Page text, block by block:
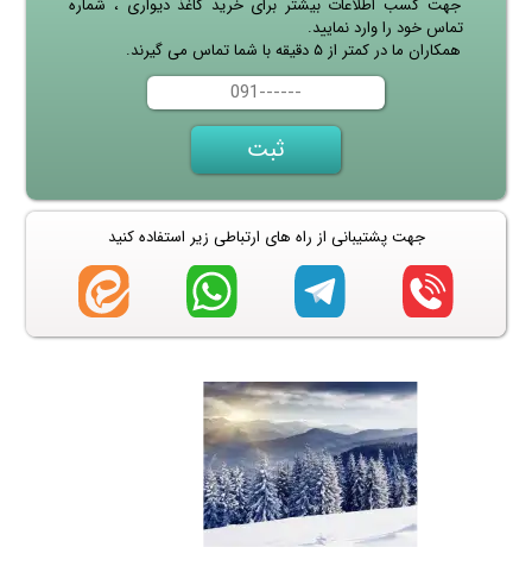
جهت کسب اطلاعات بیشتر برای خرید کاغذ دیواری ، شماره
تماس خود را وارد نمایید.
همکاران ما در کمتر از ۵ دقیقه با شما تماس می گیرند.
جهت پشتیبانی از راه های ارتباطی زیر استفاده کنید